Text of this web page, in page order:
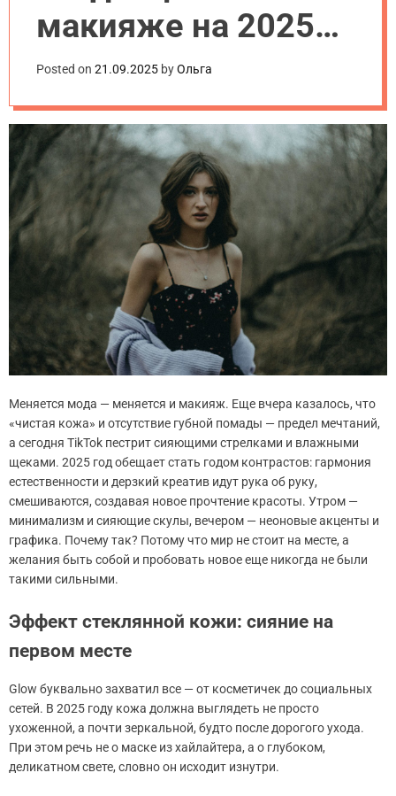
макияже на 2025
год
Posted on 21.09.2025 byОльга
Меняется мода — меняется и макияж. Еще вчера казалось, что
«чистая кожа» и отсутствие губной помады — предел мечтаний,
а сегодня TikTok пестрит сияющими стрелками и влажными
щеками. 2025 год обещает стать годом контрастов: гармония
естественности и дерзкий креатив идут рука об руку,
смешиваются, создавая новое прочтение красоты. Утром —
минимализм и сияющие скулы, вечером — неоновые акценты и
графика. Почему так? Потому что мир не стоит на месте, а
желания быть собой и пробовать новое еще никогда не были
такими сильными.
Эффект стеклянной кожи: сияние на
первом месте
Glow буквально захватил все — от косметичек до социальных
сетей. В 2025 году кожа должна выглядеть не просто
ухоженной, а почти зеркальной, будто после дорогого ухода.
При этом речь не о маске из хайлайтера, а о глубоком,
деликатном свете, словно он исходит изнутри.